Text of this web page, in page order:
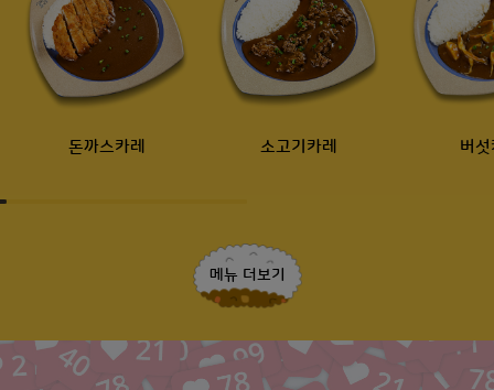
돈까스카레 소고기카레 버
메뉴 더보기